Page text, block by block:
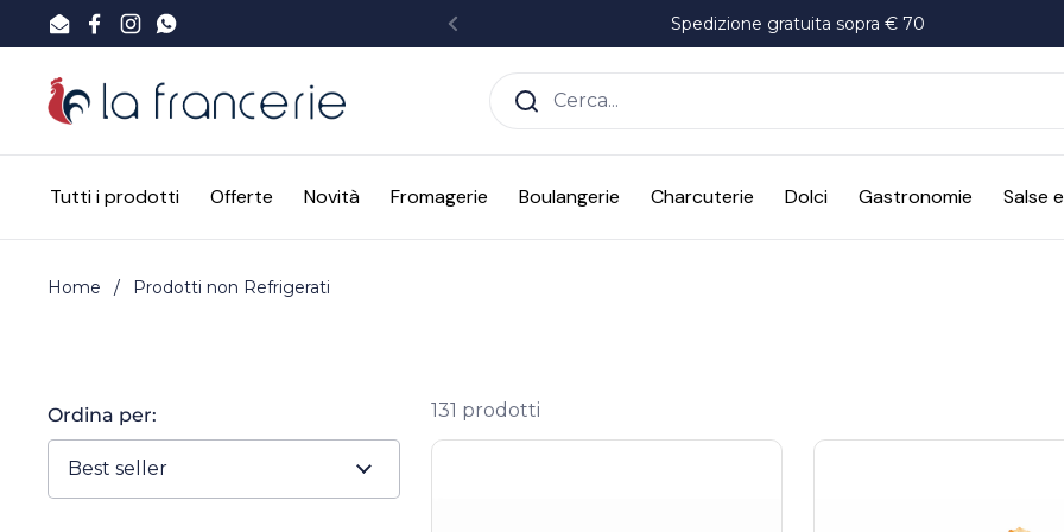
Passa ai contenuti
EmailFacebook
Instagram
WhatsApp Precedente
Spedizione gratuita sopra € 70
Tutti i prodotti Offerte Novità Fromagerie Boulangerie Charcuterie Dolci Gastronomie Salse
Home / Prodotti non Refrigerati
Ordina per: 131 prodotti